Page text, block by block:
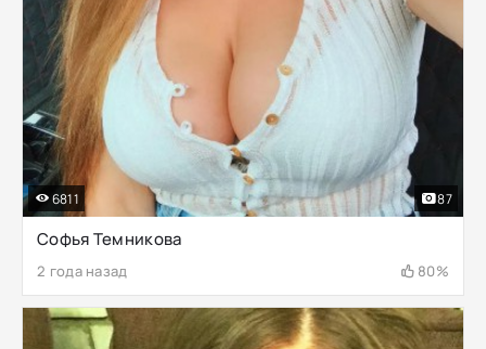
Софья Темникова
2 года назад 80%
6811 87